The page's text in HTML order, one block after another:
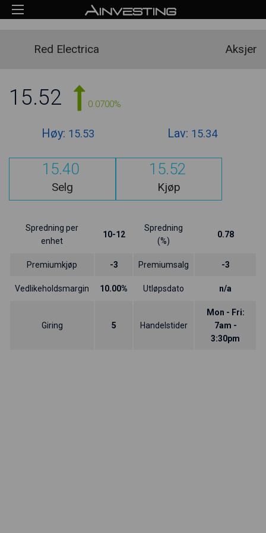
Red Electrica Aksjer
15.52 0.0700%
Høy: 15.53 Lav: 15.34
15.40
Selg
15.52
Kjøp
Spredning per
enhet
10-12
Spredning
(%)
0.78
Premiumkjøp -3 Premiumsalg -3
Vedlikeholdsmargin 10.00% Utløpsdato n/a
Giring 5 Handelstider
Mon - Fri:
7am -
3:30pm